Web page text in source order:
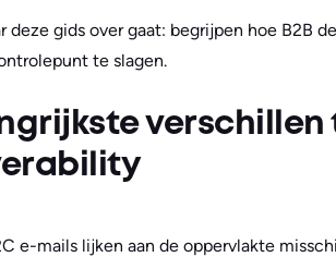
deze gids over gaat: begrijpen hoe B2B
te slagen.
verschillen
e-mails lijken aan de oppervlakte